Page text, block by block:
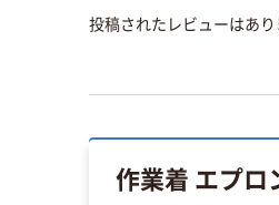
投稿されたレビューはあり
作業着 エプロ